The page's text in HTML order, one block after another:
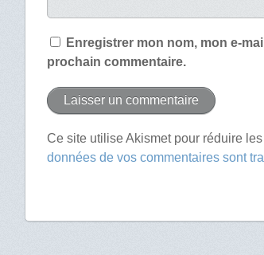
Enregistrer mon nom, mon e-
prochain commentaire.
Ce site utilise Akismet pour réduire
données de vos commentaires sont